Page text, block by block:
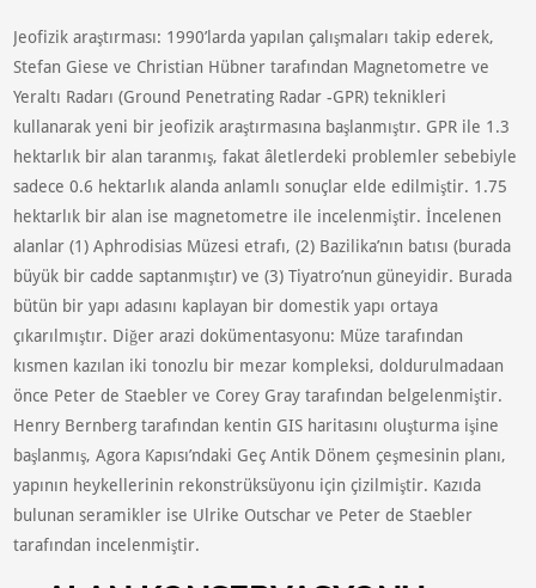
Jeofizik araştırması: 1990’larda yapılan çalışmaları takip ederek,
Stefan Giese ve Christian Hübner tarafından Magnetometre ve
Yeraltı Radarı (Ground Penetrating Radar -GPR) teknikleri
kullanarak yeni bir jeofizik araştırmasına başlanmıştır. GPR ile 1.3
hektarlık bir alan taranmış, fakat âletlerdeki problemler sebebiyle
sadece 0.6 hektarlık alanda anlamlı sonuçlar elde edilmiştir. 1.75
hektarlık bir alan ise magnetometre ile incelenmiştir. İncelenen
alanlar (1) Aphrodisias Müzesi etrafı, (2) Bazilika’nın batısı (burada
büyük bir cadde saptanmıştır) ve (3) Tiyatro’nun güneyidir. Burada
bütün bir yapı adasını kaplayan bir domestik yapı ortaya
çıkarılmıştır. Diğer arazi dokümentasyonu: Müze tarafından
kısmen kazılan iki tonozlu bir mezar kompleksi, doldurulmadaan
önce Peter de Staebler ve Corey Gray tarafından belgelenmiştir.
Henry Bernberg tarafından kentin GIS haritasını oluşturma işine
başlanmış, Agora Kapısı’ndaki Geç Antik Dönem çeşmesinin planı,
yapının heykellerinin rekonstrüksüyonu için çizilmiştir. Kazıda
bulunan seramikler ise Ulrike Outschar ve Peter de Staebler
tarafından incelenmiştir.